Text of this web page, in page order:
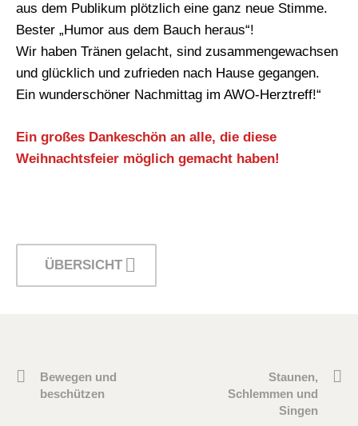
aus dem Publikum plötzlich eine ganz neue Stimme.
Bester „Humor aus dem Bauch heraus“!
Wir haben Tränen gelacht, sind zusammengewachsen
und glücklich und zufrieden nach Hause gegangen.
Ein wunderschöner Nachmittag im AWO-Herztreff!“
Ein großes Dankeschön an alle, die diese
Weihnachtsfeier möglich gemacht haben!
ÜBERSICHT
Bewegen und
beschützen
Staunen,
Schlemmen und
Singen